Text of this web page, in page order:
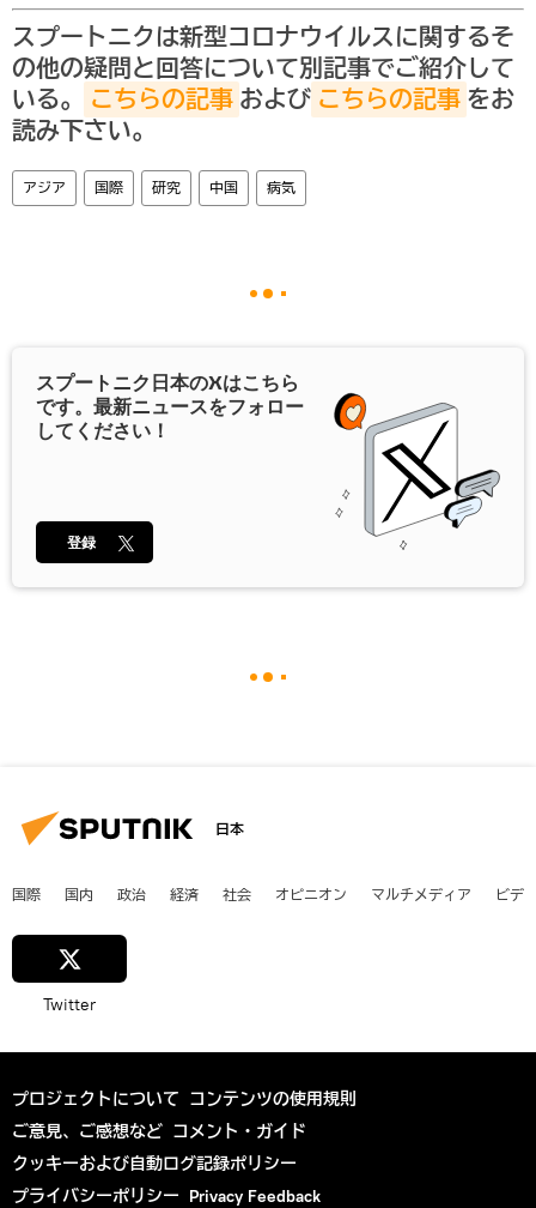
スプートニクは新型コロナウイルスに関するそ
の他の疑問と回答について別記事でご紹介して
いる。
こちらの記事 および こちらの記事 をお
読み下さい。
アジア 国際 研究 中国 病気
スプートニク日本のXはこちら
です。最新ニュースをフォロー
してください！
登録
日本
国際 国内 政治 経済 社会 オピニオン マルチメディア ビデ
Twitter
プロジェクトについて コンテンツの使用規則
ご意見、ご感想など コメント・ガイド
クッキーおよび自動ログ記録ポリシー
プライバシーポリシー Privacy Feedback